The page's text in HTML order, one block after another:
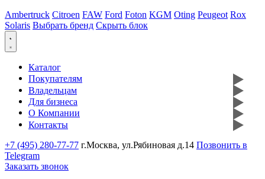
Ambertruck Citroen FAW Ford Foton KGM Oting Peugeot Rox
Solaris Выбрать бренд Скрыть блок
Каталог
Покупателям
Владельцам
Для бизнеса
О Компании
Контакты
+7 (495) 280-77-77 г.Москва, ул.Рябиновая д.14 Позвонить в
Telegram
Заказать звонок